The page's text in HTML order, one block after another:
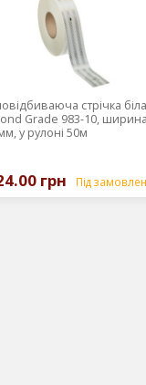
стрічка
Grade 983-10,
у рулоні 50м
грн Під